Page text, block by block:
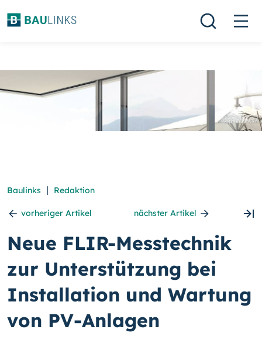
Baulinks | Redaktion
vorheriger Artikel nächster Artikel
Neue FLIR-Messtechnik
zur Unterstützung bei
Installation und Wartung
von PV-Anlagen